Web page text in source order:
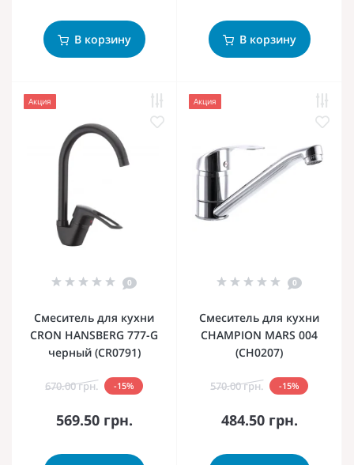
В корзину В корзину
Акция
0
Смеситель для кухни
CRON HANSBERG 777-G
черный (CR0791)
670.00 грн. -15%
569.50 грн.
Акция
0
Смеситель для кухни
CHAMPION MARS 004
(CH0207)
570.00 грн. -15%
484.50 грн.